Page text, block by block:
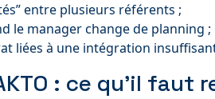
entre plusieurs référents ;
le manager change de planning ;
liées à une intégration
: ce qu’il faut